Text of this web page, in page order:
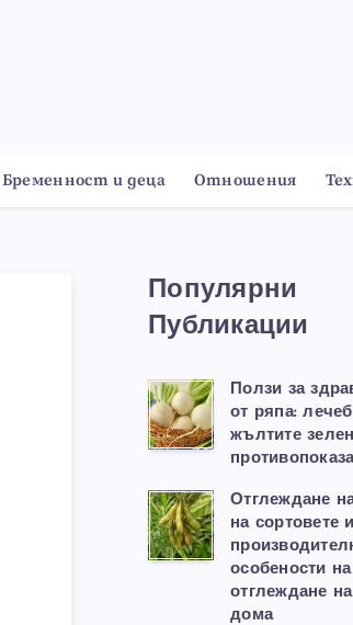
Бременност и деца Отношения
Популярни
Публикации
Ползи за
от ряпа:
жълтите
Отглеждане
на сортовете и
особености на
отглеждане
дома